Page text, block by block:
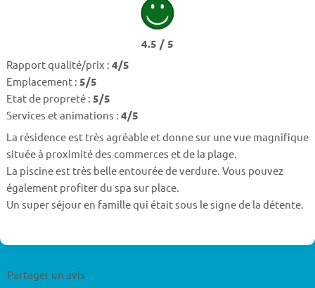
4.5 / 5
Rapport qualité/prix : 4/5
Emplacement : 5/5
Etat de propreté : 5/5
Services et animations : 4/5
La résidence est très agréable et donne sur une vue magnifique
située à proximité des commerces et de la plage.
La piscine est très belle entourée de verdure. Vous pouvez
également profiter du spa sur place.
Un super séjour en famille qui était sous le signe de la détente.
Partager un avis